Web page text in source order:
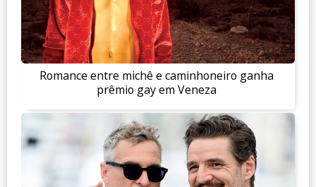
Romance entre michê e caminhoneiro ganha
prêmio gay em Veneza